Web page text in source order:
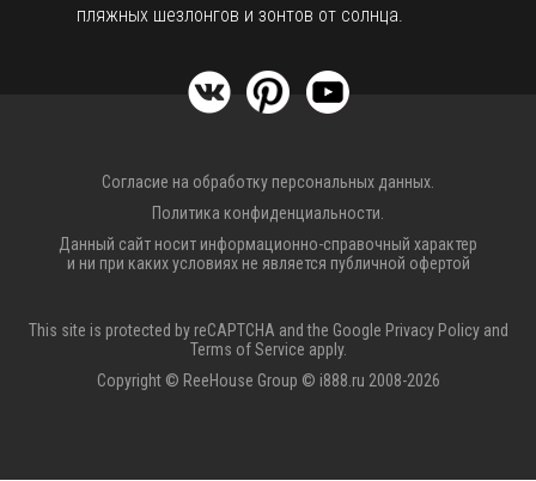
пляжных шезлонгов и зонтов от солнца.
Согласие на обработку персональных данных.
Политика конфиденциальности.
Данный сайт носит информационно-справочный характер
и ни при каких условиях не является публичной офертой
This site is protected by reCAPTCHA and the Google Privacy Policyand
Terms of Service apply.
Copyright © ReeHouse Group © i888.ru 2008-2026